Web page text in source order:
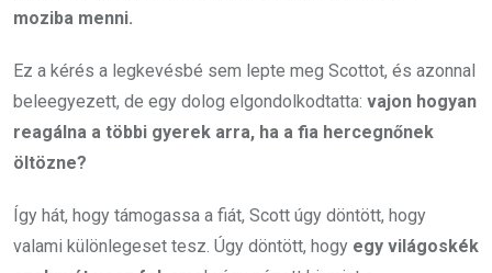
moziba menni.
Ez a kérés a legkevésbé sem lepte meg Scottot, és azonnal
beleegyezett, de egy dolog elgondolkodtatta: vajon hogyan
reagálna a többi gyerek arra, ha a fia hercegnőnek
öltözne?
Így hát, hogy támogassa a fiát, Scott úgy döntött, hogy
valami különlegeset tesz. Úgy döntött, hogy egy világoskék